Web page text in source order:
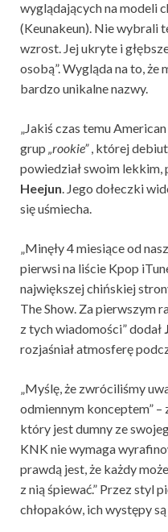
wyglądających na modeli
(Keunakeun). Nie wybrali
wzrost. Jej ukryte i
osobą”. Wygląda na to,
bardzo unikalne nazwy.
„Jakiś czas temu
grup „rookie”, której debiut
powiedział swoim lekkim,
Heejun. Jego dołeczki
się uśmiecha.
„Minęły 4 miesiące od
pierwsi na liście Kpop
największej chińskiej
The Show. Za pierwszym
z tych wiadomości” dodał
rozjaśniał atmosferę
„Myślę, że zwróciliśmy
odmiennym konceptem” –
który jest dumny ze
KNK nie wymaga
prawdą jest, że każdy
z nią śpiewać.” Przez styl
chłopaków, ich występy